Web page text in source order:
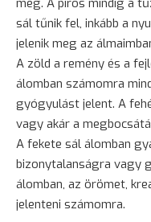
meg. A piros mindig a
sál tűnik fel, inkább a
jelenik meg az
A zöld a remény és a
álomban számomra
gyógyulást jelent. A
vagy akár a
A fekete sál álomban
bizonytalanságra vagy
álomban, az örömet,
jelenteni számomra.